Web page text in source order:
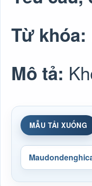
Từ khóa:
Mô tả:
MẪU TẢI XUỐNG